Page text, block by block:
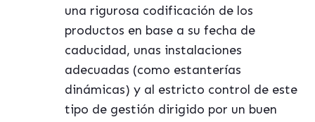
una rigurosa codificación de los
productos en base a su fecha de
caducidad, unas instalaciones
adecuadas (como estanterías
dinámicas) y al estricto control de este
tipo de gestión dirigido por un buen